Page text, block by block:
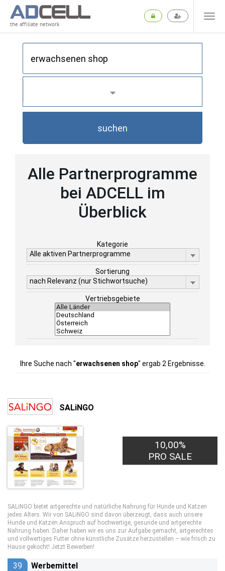
the affiliate network
suchen
Alle Partnerprogramme
bei ADCELL im
Überblick
Kategorie
Alle aktiven Partnerprogramme
Sortierung
nach Relevanz (nur Stichwortsuche)
Vertriebsgebiete
Ihre Suche nach "erwachsenen shop" ergab 2 Ergebnisse.
SALiNGO
10,00%
PRO SALE
SALiNGO bietet artgerechte und natürliche Nahrung für Hunde und Katzen
jedes Alters. Wir von SALiNGO sind davon überzeugt, dass auch unsere
Hunde und Katzen Anspruch auf hochwertige, gesunde und artgerechte
Nahrung haben. Daher haben wir es uns zur Aufgabe gemacht, artgerechtes
und vollwertiges Futter ohne künstliche Zusätze herzustellen – wie frisch zu
Hause gekocht! Jetzt Bewerben!
39 Werbemittel